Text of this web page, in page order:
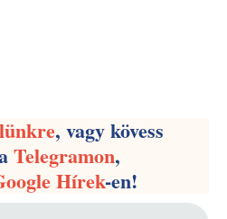
, vagy kövess
Telegramon,
Hírek-en!